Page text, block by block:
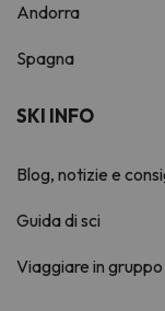
Andorra
Spagna
SKI INFO
Blog, notizie e
Guida di sci
Viaggiare in gruppo